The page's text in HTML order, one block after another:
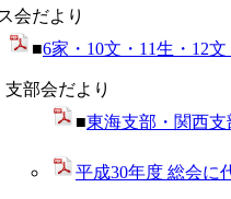
会だより
■6家・10文・11生・12
支部会だより
■東海支部・関西支
平成30年度 総会に